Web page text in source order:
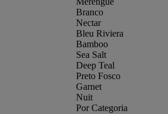
Branco
Nectar
Bleu Riviera
Bamboo
Sea Salt
Deep Teal
Preto Fosco
Garnet
Nuit
Por Categoria